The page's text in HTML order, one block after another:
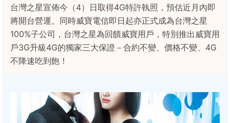
台灣之星宣佈今（4）日取得4G特許執照，預估近月內即
將開台營運。同時威寶電信即日起亦正式成為台灣之星
100%子公司，台灣之星為回饋威寶用戶，特別推出威寶用
戶3G升級4G的獨家三大保證－合約不變、價格不變、4G
不降速吃到飽！